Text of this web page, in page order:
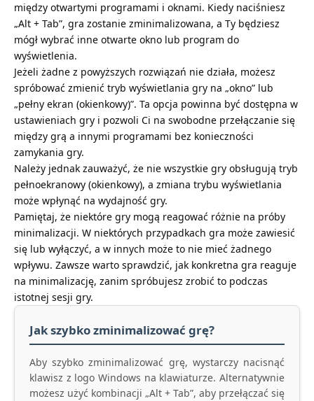
między otwartymi programami i oknami. Kiedy naciśniesz
„Alt + Tab”, gra zostanie zminimalizowana, a Ty będziesz
mógł wybrać inne otwarte okno lub program do
wyświetlenia.
Jeżeli żadne z powyższych rozwiązań nie działa, możesz
spróbować zmienić tryb wyświetlania gry na „okno” lub
„pełny ekran (okienkowy)”. Ta opcja powinna być dostępna w
ustawieniach gry i pozwoli Ci na swobodne przełączanie się
między grą a innymi programami bez konieczności
zamykania gry.
Należy jednak zauważyć, że nie wszystkie gry obsługują tryb
pełnoekranowy (okienkowy), a zmiana trybu wyświetlania
może wpłynąć na wydajność gry.
Pamiętaj, że niektóre gry mogą reagować różnie na próby
minimalizacji. W niektórych przypadkach gra może zawiesić
się lub wyłączyć, a w innych może to nie mieć żadnego
wpływu. Zawsze warto sprawdzić, jak konkretna gra reaguje
na minimalizację, zanim spróbujesz zrobić to podczas
istotnej sesji gry.
Jak szybko zminimalizować grę?
Aby szybko zminimalizować grę, wystarczy nacisnąć
klawisz z logo Windows na klawiaturze. Alternatywnie
możesz użyć kombinacji „Alt + Tab”, aby przełączać się